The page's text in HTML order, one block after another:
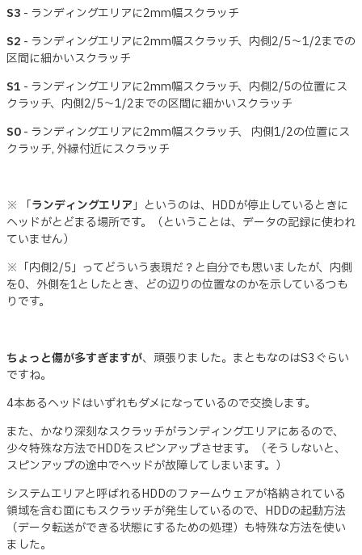
S3 - ランディングエリアに2mm幅スクラッチ
S2 - ランディングエリアに2mm幅スクラッチ、内側2/5～1/2までの
区間に細かいスクラッチ
S1 - ランディングエリアに2mm幅スクラッチ、内側2/5の位置にス
クラッチ、内側2/5～1/2までの区間に細かいスクラッチ
S0- ランディングエリアに2mm幅スクラッチ、 内側1/2の位置にス
クラッチ, 外縁付近にスクラッチ
※ 「ランディングエリア」というのは、HDDが停止しているときに
ヘッドがとどまる場所です。（ということは、データの記録に使われ
ていません）
※「内側2/5」ってどういう表現だ？と自分でも思いましたが、内側
を0、外側を1としたとき、どの辺りの位置なのかを示しているつも
りです。
ちょっと傷が多すぎますが、頑張りました。まともなのはS3ぐらい
ですね。
4本あるヘッドはいずれもダメになっているので交換します。
また、かなり深刻なスクラッチがランディングエリアにあるので、
少々特殊な方法でHDDをスピンアップさせます。（そうしないと、
スピンアップの途中でヘッドが故障してしまいます。）
システムエリアと呼ばれるHDDのファームウェアが格納されている
領域を含む面にもスクラッチが発生しているので、HDDの起動方法
（データ転送ができる状態にするための処理）も特殊な方法を使い
ました。